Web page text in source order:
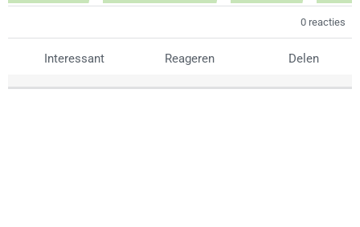
0 reacties
Interessant Reageren Delen